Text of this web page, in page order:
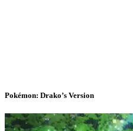
Pokémon: Drako’s Version